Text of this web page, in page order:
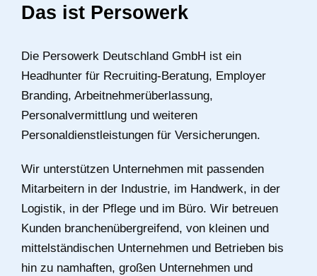
Das ist Persowerk
Die Persowerk Deutschland GmbH ist ein
Headhunter für Recruiting-Beratung, Employer
Branding, Arbeitnehmerüberlassung,
Personalvermittlung und weiteren
Personaldienstleistungen für Versicherungen.
Wir unterstützen Unternehmen mit passenden
Mitarbeitern in der Industrie, im Handwerk, in der
Logistik, in der Pflege und im Büro. Wir betreuen
Kunden branchenübergreifend, von kleinen und
mittelständischen Unternehmen und Betrieben bis
hin zu namhaften, großen Unternehmen und